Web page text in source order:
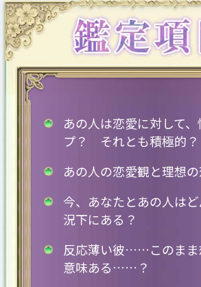
あの人は恋愛に対して
プ？ それとも積極的？
あの人の恋愛観と理想
今、あなたとあの人は
況下にある？
反応薄い彼……このまま
意味ある……？